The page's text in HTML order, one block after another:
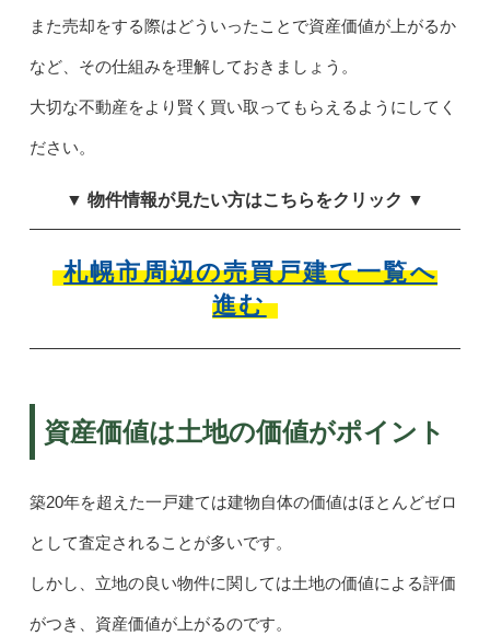
また売却をする際はどういったことで資産価値が上がるか
など、その仕組みを理解しておきましょう。
大切な不動産をより賢く買い取ってもらえるようにしてく
ださい。
▼ 物件情報が見たい方はこちらをクリック ▼
札幌市周辺の売買戸建て一覧へ
進む
資産価値は土地の価値がポイント
築20年を超えた一戸建ては建物自体の価値はほとんどゼロ
として査定されることが多いです。
しかし、立地の良い物件に関しては土地の価値による評価
がつき、資産価値が上がるのです。